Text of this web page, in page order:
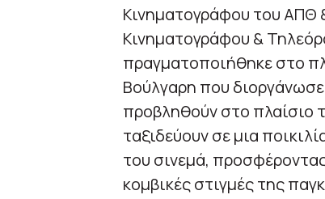
Κινηματογράφου του ΑΠΘ
Κινηματογράφου &
πραγματοποιήθηκε στο
Βούλγαρη που
προβληθούν στο πλαίσιο
ταξιδεύουν σε μια
του σινεμά,
κομβικές στιγμές της